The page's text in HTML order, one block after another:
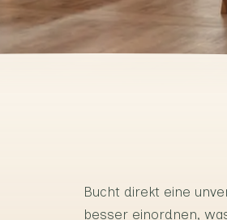
Bucht direkt eine
besser einordnen,